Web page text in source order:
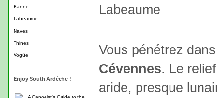
Banne
Labeaume
Naves
Thines
Vogüe
Enjoy South Ardèche !
Labeaume
Vous pénétrez
Cévennes. Le
aride, presque